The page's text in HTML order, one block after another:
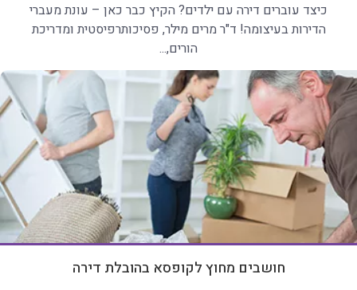
כיצד עוברים דירה עם ילדים? הקיץ כבר כאן – עונת מעברי
הדירות בעיצומה! ד"ר מרים מילר, פסיכותרפיסטית ומדריכת
הורים,...
חושבים מחוץ לקופסא בהובלת דירה